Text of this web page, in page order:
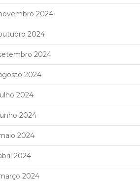
2024
2024
2024
2024
2024
2024
2024
2024
2024